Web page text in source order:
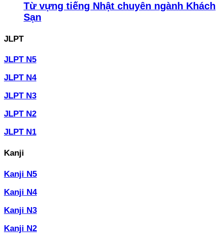
Từ vựng tiếng Nhật chuyên ngành Khách
Sạn
JLPT
JLPT N5
JLPT N4
JLPT N3
JLPT N2
JLPT N1
Kanji
Kanji N5
Kanji N4
Kanji N3
Kanji N2